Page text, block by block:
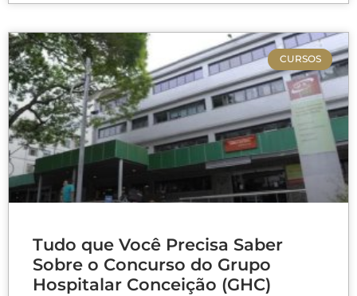
CURSOS
Tudo que Você Precisa Saber
Sobre o Concurso do Grupo
Hospitalar Conceição (GHC)